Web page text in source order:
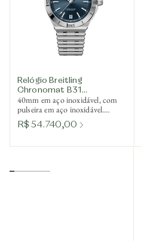
Relógio Breitling
Chronomat B31
Automatic 40
40mm em aço inoxidável, com
pulseira em aço inoxidável.
Mecânico de corda automática.
Ref. AB3114101C1A1
R$ 54.740,00